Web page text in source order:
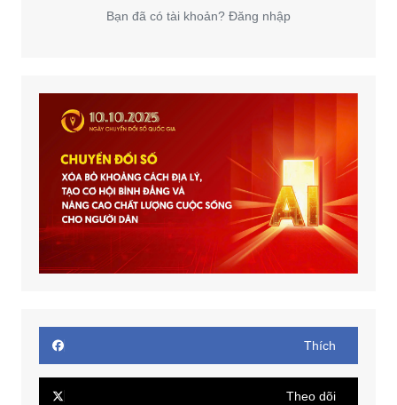
Bạn đã có tài khoản? Đăng nhập
Thích
Theo dõi